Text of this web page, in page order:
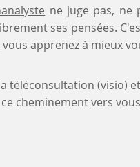
ne juge pas, ne
ses pensées.
vous apprenez à mieux
téléconsultation (visio)
cheminement vers